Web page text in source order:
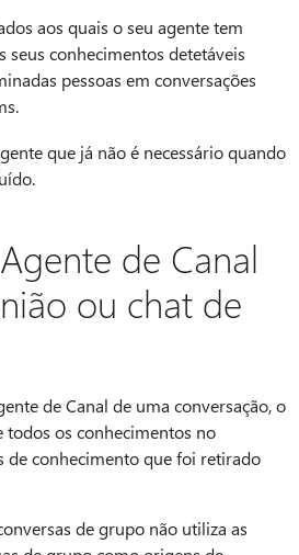
aos quais o seu agente tem
seus conhecimentos detetáveis
pessoas em conversações
que já não é necessário quando
de Canal
ou chat de
de Canal de uma conversação, o
os conhecimentos no
de conhecimento que foi retirado
de grupo não utiliza as